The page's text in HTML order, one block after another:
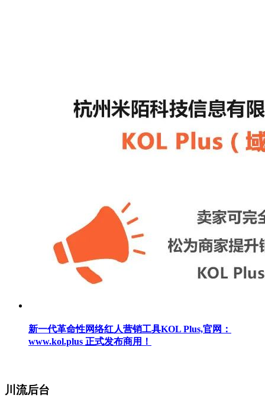
新一代革命性网络红人营销工具KOL Plus,官网：
www.kol.plus 正式发布商用！
川流后台